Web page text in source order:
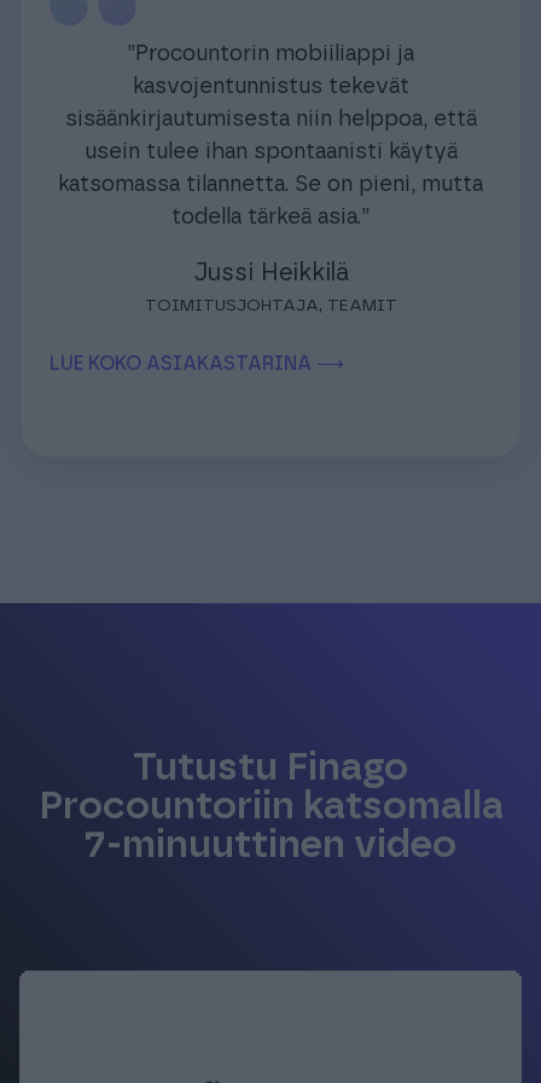
”Procountorin mobiiliappi ja
kasvojentunnistus tekevät
sisäänkirjautumisesta niin helppoa, että
usein tulee ihan spontaanisti käytyä
katsomassa tilannetta. Se on pieni, mutta
todella tärkeä asia.”
Jussi Heikkilä
TOIMITUSJOHTAJA, TEAMIT
LUE KOKO ASIAKASTARINA ⟶
Tutustu Finago
Procountoriin katsomalla
7-minuuttinen video